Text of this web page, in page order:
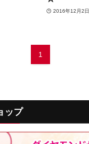
2016年12月2日
1
ップ